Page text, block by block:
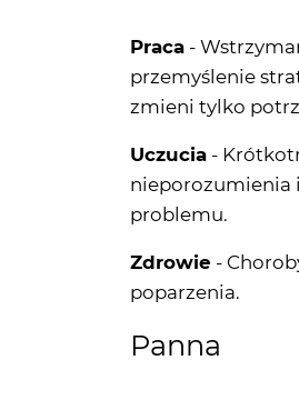
Praca -
przemyślenie
zmieni tylko
Uczucia -
nieporozumienia
problemu.
Zdrowie -
poparzenia.
Panna